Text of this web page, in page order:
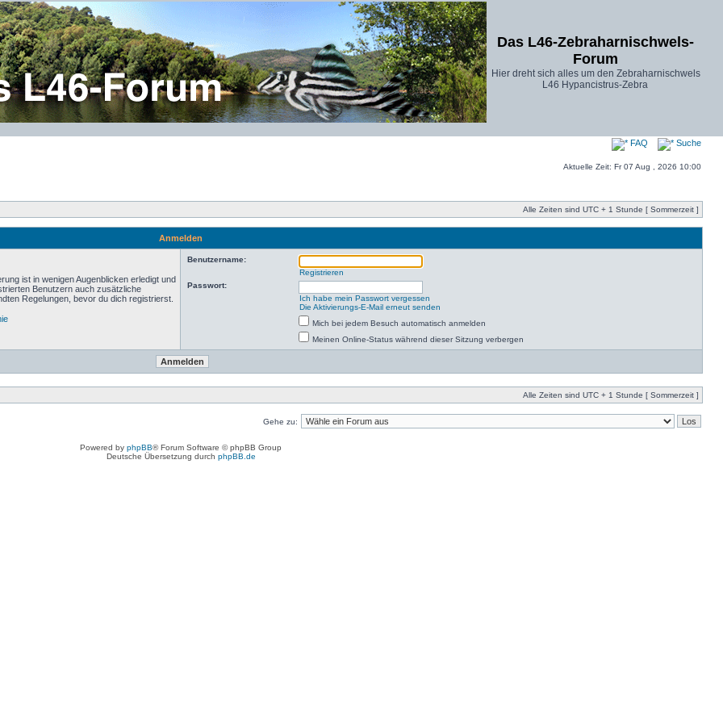
Das L46-Zebraharnischwels-
Forum
Hier dreht sich alles um den Zebraharnischwels
L46 Hypancistrus-Zebra
FAQ Suche
Aktuelle Zeit: Fr 07 Aug , 2026 10:00
Alle Zeiten sind UTC + 1 Stunde [ Sommerzeit ]
Anmelden
ist in wenigen Augenblicken erledigt und
Benutzern auch zusätzliche
Regelungen, bevor du dich registrierst.
Benutzername:
Registrieren
Passwort:
Ich habe mein Passwort vergessen
Die Aktivierungs-E-Mail erneut senden
Mich bei jedem Besuch automatisch anmelden
Meinen Online-Status während dieser Sitzung verbergen
Alle Zeiten sind UTC + 1 Stunde [ Sommerzeit ]
Gehe zu:
Powered by phpBB® Forum Software © phpBB Group
Deutsche Übersetzung durch phpBB.de